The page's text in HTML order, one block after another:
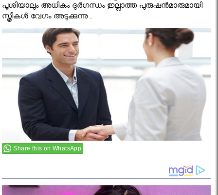
പൂശിയാലും അധികം ദുര്‍ഗന്ധം ഇല്ലാത്ത പുരുഷന്‍മാരുമായി
സ്ത്രീകള്‍ വേഗം അടുക്കുന്നു .
Share this on WhatsApp